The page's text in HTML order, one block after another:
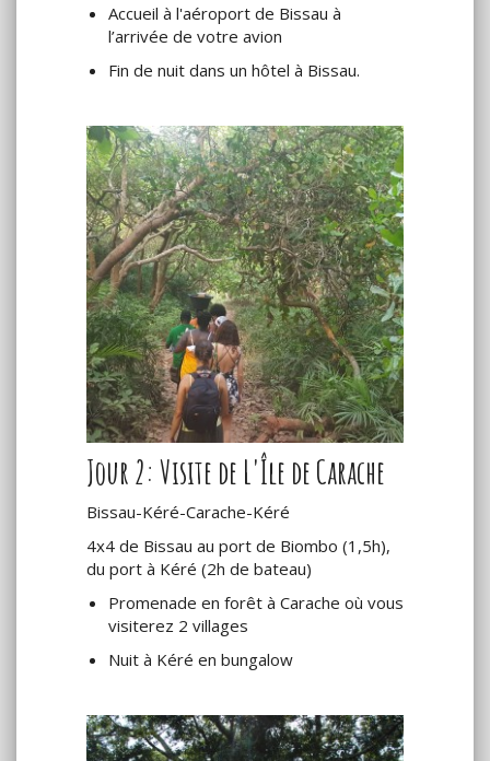
Accueil à l'aéroport de Bissau à
l’arrivée de votre avion
Fin de nuit dans un hôtel à Bissau.
Jour 2: Visite de L'Île de Carache
Bissau-Kéré-Carache-Kéré
4x4 de Bissau au port de Biombo (1,5h),
du port à Kéré (2h de bateau)
Promenade en forêt à Carache où vous
visiterez 2 villages
Nuit à Kéré en bungalow